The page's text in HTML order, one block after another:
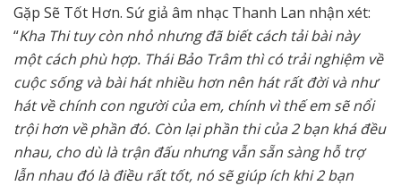
Gặp Sẽ Tốt Hơn. Sứ giả âm nhạc Thanh Lan nhận xét:
“Kha Thi tuy còn nhỏ nhưng đã biết cách tải bài này
một cách phù hợp. Thái Bảo Trâm thì có trải nghiệm về
cuộc sống và bài hát nhiều hơn nên hát rất đời và như
hát về chính con người của em, chính vì thế em sẽ nổi
trội hơn về phần đó. Còn lại phần thi của 2 bạn khá đều
nhau, cho dù là trận đấu nhưng vẫn sẵn sàng hỗ trợ
lẫn nhau đó là điều rất tốt, nó sẽ giúp ích khi 2 bạn